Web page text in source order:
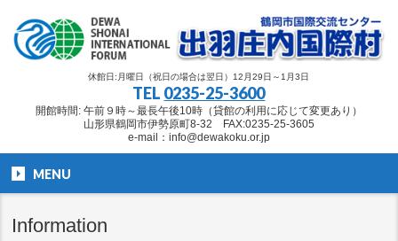
休館日:月曜日（祝日の場合は翌日）12月29日～1月3日
TEL 0235-25-3600
開館時間: 午前９時～最長午後10時（貸館の利用に応じて変更あり）
山形県鶴岡市伊勢原町8-32 FAX:0235-25-3605
e-mail：info@dewakoku.or.jp
MENU
Information